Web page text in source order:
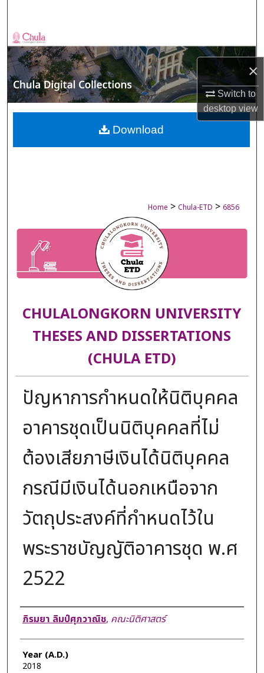
×
Switch to
desktopview
Browse Collections
My Account
About
Digital Commons Network™
Home > Chula-ETD > 6856
CHULALONGKORN UNIVERSITY
THESES AND DISSERTATIONS
(CHULA ETD)
ปัญหาการกำหนดให้นิติบุคคล
อาคารชุดเป็นนิติบุคคลที่ไม่
ต้องเสียภาษีเงินได้นิติบุคคล
กรณีมีเงินได้นอกเหนือจาก
วัตถุประสงค์ที่กำหนดไว้ใน
พระราชบัญญัติอาคารชุด พ.ศ
2522
Author
ภิรมยา ลิมป์ศุภวาณิช, คณะนิติศาสตร์
Year (A.D.)
2018
Download